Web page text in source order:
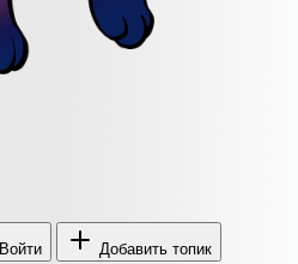
Войти Добавить топик